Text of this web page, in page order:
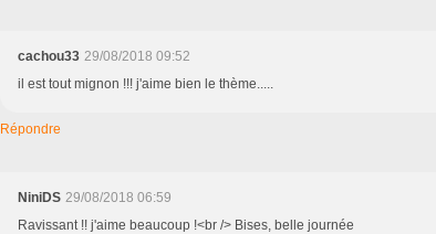
cachou33 29/08/2018 09:52
il est tout mignon !!! j'aime bien le thème.....
Répondre
NiniDS 29/08/2018 06:59
Ravissant !! j'aime beaucoup !<br /> Bises, belle journée